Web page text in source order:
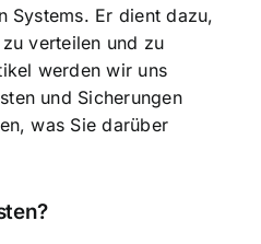
Systems. Er dient dazu,
verteilen und zu
werden wir uns
und Sicherungen
was Sie darüber